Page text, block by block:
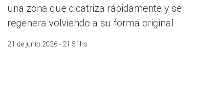
una zona que cicatriza rápidamente y se
regenera volviendo a su forma original
21 de junio 2026 - 21:51hs